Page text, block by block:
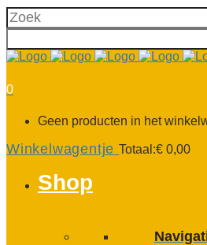
0
Geen producten in het
Winkelwagentje Totaal:€ 0,00
Shop